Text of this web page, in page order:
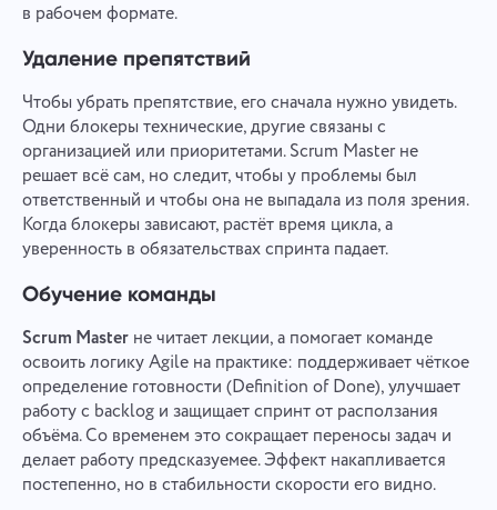
в рабочем формате.
Удаление препятствий
Чтобы убрать препятствие, его сначала нужно увидеть.
Одни блокеры технические, другие связаны с
организацией или приоритетами. Scrum Master не
решает всё сам, но следит, чтобы у проблемы был
ответственный и чтобы она не выпадала из поля зрения.
Когда блокеры зависают, растёт время цикла, а
уверенность в обязательствах спринта падает.
Обучение команды
Scrum Masterне читает лекции, а помогает команде
освоить логику Agile на практике: поддерживает чёткое
определение готовности (Definition of Done), улучшает
работу с backlog и защищает спринт от расползания
объёма. Со временем это сокращает переносы задач и
делает работу предсказуемее. Эффект накапливается
постепенно, но в стабильности скорости его видно.